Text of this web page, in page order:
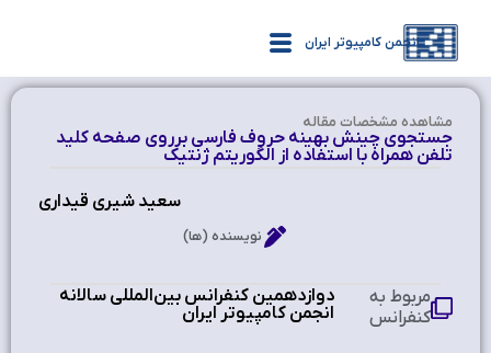
انجمن کامپیوتر ایران
مشاهده‌ مشخصات مقاله
جستجوي چينش بهينه حروف فارسي برروي صفحه كليد
تلفن همراه با استفاده از الگوريتم ژنتيك
سعيد شيري قيداري
نویسنده (ها)
دوازدهمین کنفرانس بین‌المللی سالانه
انجمن کامپیوتر ایران
مربوط به
کنفرانس